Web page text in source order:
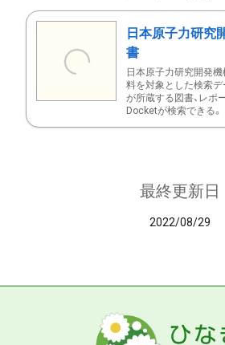
日本原子力研究
書
日本原子力研究開発
料を対象とした検索
が所蔵する図書、レポー
Docketが検索できる。
最終更新日
2022/08/29